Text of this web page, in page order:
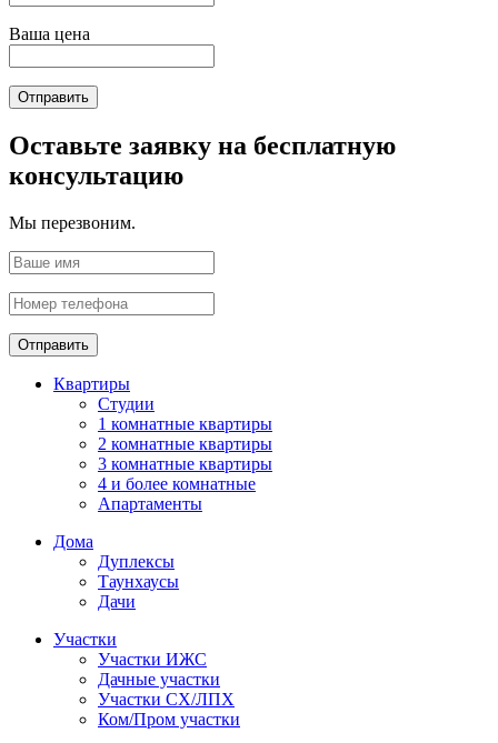
Ваша цена
Отправить
Оставьте заявку на бесплатную
консультацию
Мы перезвоним.
Отправить
Квартиры
Студии
1 комнатные квартиры
2 комнатные квартиры
3 комнатные квартиры
4 и более комнатные
Апартаменты
Дома
Дуплексы
Таунхаусы
Дачи
Участки
Участки ИЖС
Дачные участки
Участки СХ/ЛПХ
Ком/Пром участки